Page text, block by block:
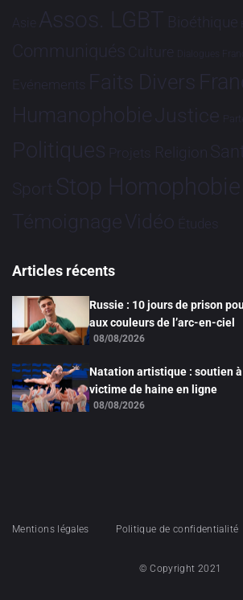
Asie Assos. LGBT Bioéthique
Communiqués Culture Dialogues
Evénements Faits Divers
HumanophobieJustice
Politiques Projets Religion
Sport Stop Homophobie
TémoignageVidéo Études
Articles récents
Russie : 10 jours de prison
aux couleurs de l’arc-en-ciel
08/08/2026
Natation artistique : soutien
victime de haine en ligne
08/08/2026
Mentions légales Politique de confidentialité
© Copyright 2021